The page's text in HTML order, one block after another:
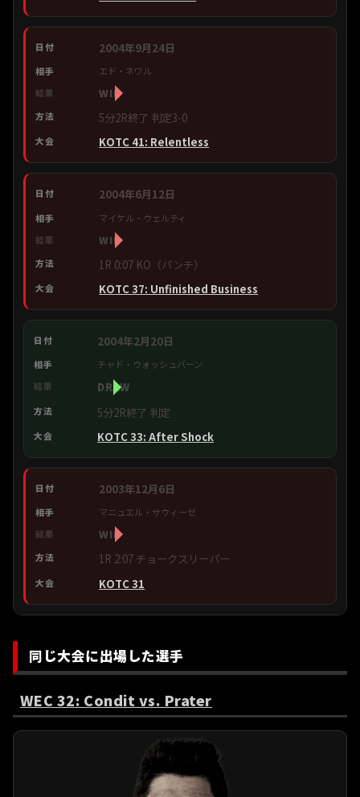
2004年9月24日
エド・ネワル
WIN
5分2R終了 判定3-0
KOTC 41: Relentless
2004年6月12日
マイケル・ウェルティ
WIN
1R 0:07 KO（パンチ）
KOTC 37: Unfinished Business
2004年2月20日
チャド・ウォッシュバーン
DRAW
5分2R終了 判定
KOTC 33: After Shock
2003年12月6日
マニュエル・サウィーゼ
WIN
1R 2:07 チョークスリーパー
KOTC 31
同じ大会に出場した選手
WEC 32: Condit vs. Prater